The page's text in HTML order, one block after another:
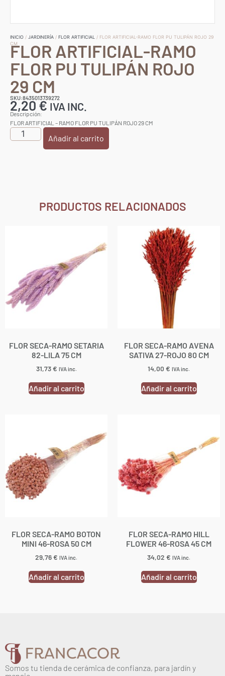
INICIO / JARDINERÍA / FLOR ARTIFICIAL
/ FLOR ARTIFICIAL-RAMO FLOR PU TULIPÁN ROJO 29
CM
FLOR ARTIFICIAL-RAMO
FLOR PU TULIPÁN ROJO
29 CM
SKU:8435013739272
2,20€ IVA INC.
Descripción:
FLOR ARTIFICIAL – RAMO FLOR PU TULIPÁN ROJO 29 CM
Añadir al carrito
PRODUCTOS RELACIONADOS
FLOR SECA-RAMO SETARIA
82-LILA 75 CM
31,73€ IVA inc.
Añadir al carrito
FLOR SECA-RAMO AVENA
SATIVA 27-ROJO 80 CM
14,00 € IVA inc.
Añadir al carrito
FLOR SECA-RAMO BOTON
MINI 46-ROSA 50 CM
29,76€ IVA inc.
Añadir al carrito
FLOR SECA-RAMO HILL
FLOWER 46-ROSA 45 CM
34,02 € IVA inc.
Añadir al carrito
Somos tu tienda de cerámica de confianza, para jardín y